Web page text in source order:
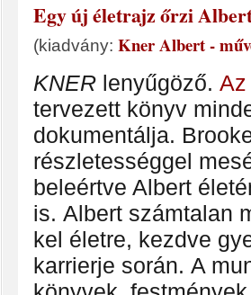
Egy új életrajz őrzi
(kiadvány: Kner Albert -
KNER lenyűgöző. Az
tervezett könyv
dokumentálja.
részletességgel
beleértve Albert
is. Albert számtalan
kel életre, kezdve
karrierje során. A